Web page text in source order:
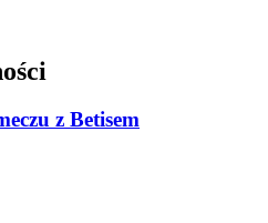
z Betisem